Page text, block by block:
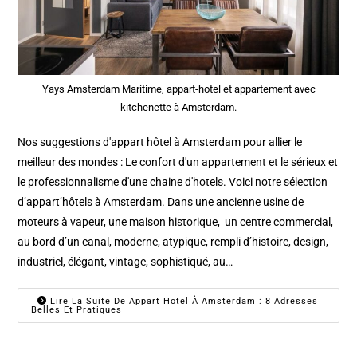
Yays Amsterdam Maritime, appart-hotel et appartement avec
kitchenette à Amsterdam.
Nos suggestions d'appart hôtel à Amsterdam pour allier le
meilleur des mondes : Le confort d'un appartement et le sérieux et
le professionnalisme d'une chaine d'hotels. Voici notre sélection
d’appart’hôtels à Amsterdam. Dans une ancienne usine de
moteurs à vapeur, une maison historique, un centre commercial,
au bord d’un canal, moderne, atypique, rempli d’histoire, design,
industriel, élégant, vintage, sophistiqué, au…
Lire La Suite De Appart Hotel À Amsterdam : 8 Adresses
Belles Et Pratiques